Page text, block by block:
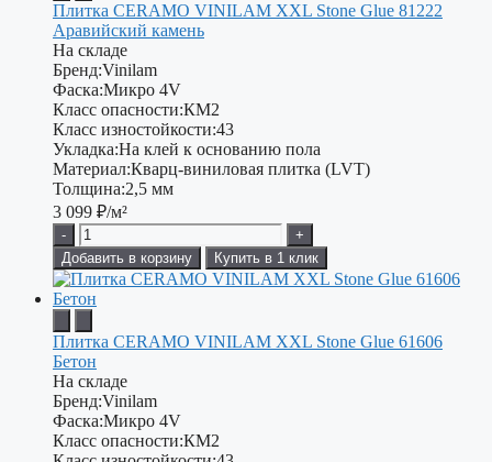
Плитка CERAMO VINILAM XXL Stone Glue 81222
Аравийский камень
На складе
Бренд:Vinilam
Фаска:Микро 4V
Класс опасности:КМ2
Класс изностойкости:43
Укладка:На клей к основанию пола
Материал:Кварц-виниловая плитка (LVT)
Толщина:2,5 мм
3 099 ₽/м²
-
+
Добавить в корзину
Купить в 1 клик
Плитка CERAMO VINILAM XXL Stone Glue 61606
Бетон
На складе
Бренд:Vinilam
Фаска:Микро 4V
Класс опасности:КМ2